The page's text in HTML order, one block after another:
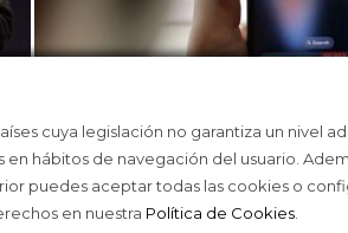
cuya legislación no garantiza un nivel
hábitos de navegación del usuario.
puedes aceptar todas las cookies o
en nuestra Política de Cookies.
ASÍ TE ENGANCHAN LOS
DE LAS REDES